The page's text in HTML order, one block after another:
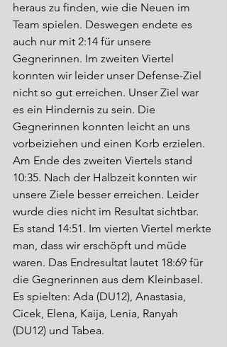
heraus zu finden, wie die Neuen im
Team spielen. Deswegen endete es
auch nur mit 2:14 für unsere
Gegnerinnen. Im zweiten Viertel
konnten wir leider unser Defense-Ziel
nicht so gut erreichen. Unser Ziel war
es ein Hindernis zu sein. Die
Gegnerinnen konnten leicht an uns
vorbeiziehen und einen Korb erzielen.
Am Ende des zweiten Viertels stand
10:35. Nach der Halbzeit konnten wir
unsere Ziele besser erreichen. Leider
wurde dies nicht im Resultat sichtbar.
Es stand 14:51. Im vierten Viertel merkte
man, dass wir erschöpft und müde
waren. Das Endresultat lautet 18:69 für
die Gegnerinnen aus dem Kleinbasel.
Es spielten: Ada (DU12), Anastasia,
Cicek, Elena, Kaija, Lenia, Ranyah
(DU12) und Tabea.